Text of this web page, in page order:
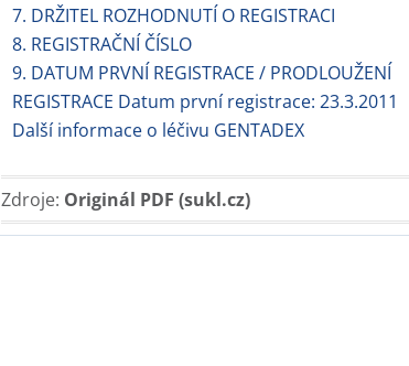
7. DRŽITEL ROZHODNUTÍ O REGISTRACI
8. REGISTRAČNÍ ČÍSLO
9. DATUM PRVNÍ REGISTRACE / PRODLOUŽENÍ
REGISTRACE Datum první registrace: 23.3.2011
Další informace o léčivu GENTADEX
Zdroje: Originál PDF (sukl.cz)